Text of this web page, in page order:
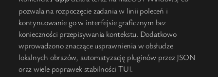
pozwala na rozpoczęcie zadania w linii poleceń i
kontynuowanie go w interfejsie graficznym bez
konieczności przepisywania kontekstu. Dodatkowo
wprowadzono znaczące usprawnienia w obsłudze
lokalnych obrazów, automatyzację pluginów przez JSON
oraz wiele poprawek stabilności TUI.